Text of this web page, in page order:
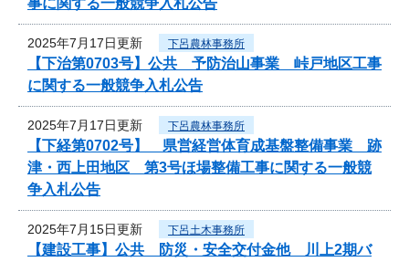
2025年7月17日更新 下呂農林事務所
【下治第0703号】公共 予防治山事業 峠戸地区工事
に関する一般競争入札公告
2025年7月17日更新 下呂農林事務所
【下経第0702号】 県営経営体育成基盤整備事業 跡
津・西上田地区 第3号ほ場整備工事に関する一般競
争入札公告
2025年7月15日更新 下呂土木事務所
【建設工事】公共 防災・安全交付金他 川上2期バ